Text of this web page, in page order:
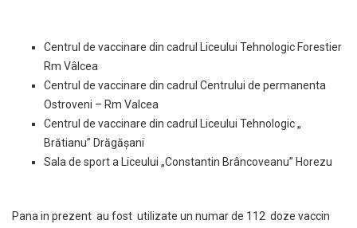
Centrul de vaccinare din cadrul Liceului Tehnologic Forestier
Rm Vâlcea
Centrul de vaccinare din cadrul Centrului de permanenta
Ostroveni – Rm Valcea
Centrul de vaccinare din cadrul Liceului Tehnologic „
Brătianu” Drăgășani
Sala de sport a Liceului „Constantin Brâncoveanu” Horezu
Pana in prezent au fost utilizate un numar de 112 doze vaccin